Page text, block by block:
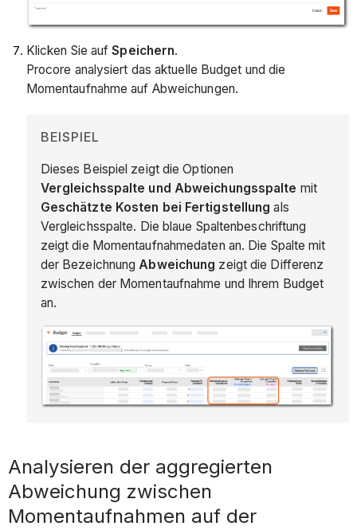
Klicken Sie aufSpeichern.
Procore analysiert das aktuelle Budget und die
Momentaufnahme auf Abweichungen.
BEISPIEL
Dieses Beispiel zeigt die Optionen
Vergleichsspalte und Abweichungsspalte mit
Geschätzte Kosten bei Fertigstellung als
Vergleichsspalte. Die blaue Spaltenbeschriftung
zeigt die Momentaufnahmedaten an. Die Spalte mit
der BezeichnungAbweichung zeigt die Differenz
zwischen der Momentaufnahme und Ihrem Budget
an.
Analysieren der aggregierten
Abweichung zwischen
Momentaufnahmen auf der